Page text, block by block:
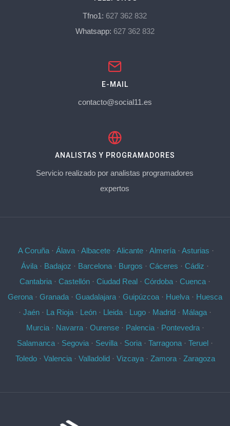
Tfno1: 627 362 832
Whatsapp: 627 362 832
E-MAIL
contacto@social11.es
ANALISTAS Y PROGRAMADORES
Servicio realizado por analistas programadores
expertos
A Coruña· Álava· Albacete· Alicante· Almería· Asturias ·
Ávila · Badajoz · Barcelona · Burgos · Cáceres · Cádiz ·
Cantabria · Castellón · Ciudad Real · Córdoba · Cuenca ·
Gerona · Granada · Guadalajara · Guipúzcoa · Huelva · Huesca
· Jaén · La Rioja · León · Lleida · Lugo · Madrid · Málaga ·
Murcia· Navarra· Ourense· Palencia· Pontevedra·
Salamanca · Segovia · Sevilla · Soria · Tarragona · Teruel ·
Toledo· Valencia· Valladolid· Vizcaya· Zamora· Zaragoza